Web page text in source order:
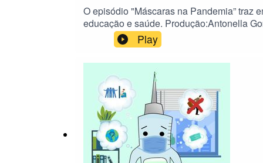
O episódio "Máscaras na Pandemia” traz
educação e saúde. Produção:Antonella
Silva Edição de áudio:Karla de Sousa
bibliográfica:Edson Corrêia Viana Neto
Sousa RitterLorrana Vieira Da Silva
FonsecaFabiano Paiva VieiraPatrícia
Play